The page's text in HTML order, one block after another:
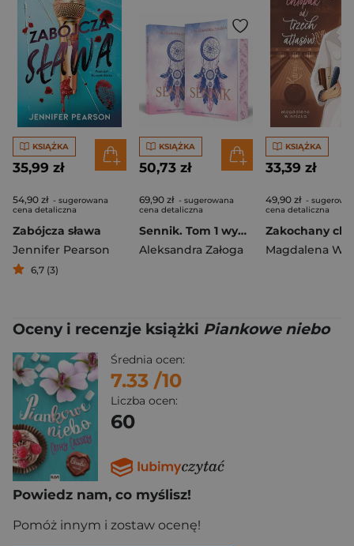
KSIĄŻKA
35,99 zł
54,90 zł - sugerowana
cena detaliczna
Zabójcza sława
Jennifer Pearson
6,7 (3)
KSIĄŻKA
50,73 zł
69,90 zł - sugerowana
cena detaliczna
Sennik. Tom 1 wyd. 2
Aleksandra Załoga
KSIĄŻKA
33,39 zł
49,90 zł -
cena detaliczna
Oceny i recenzje książki Piankowe niebo
Średnia ocen:
7.33 /10
Liczba ocen:
60
Powiedz nam, co myślisz!
Pomóż innym i zostaw ocenę!